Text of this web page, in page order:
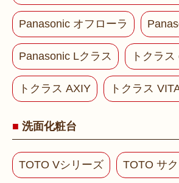
Panasonic オフローラ
Panasonic Lクラス トクラ
トクラス AXIY トクラス
洗面化粧台
TOTO Vシリーズ TOTO サ